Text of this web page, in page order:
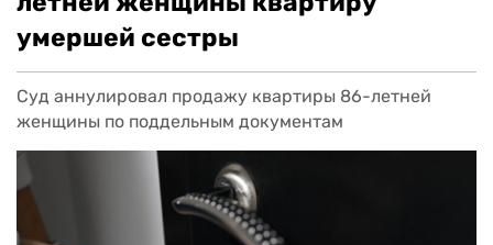
умершей сестры
Суд аннулировал продажу квартиры 86-летней
женщины по поддельным документам